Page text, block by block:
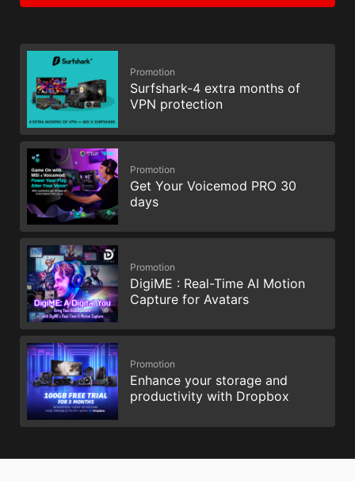
Promotion
Surfshark-4 extra months of
VPN protection
Promotion
Get Your Voicemod PRO 30
days
Promotion
DigiME : Real-Time AI Motion
Capture for Avatars
Promotion
Enhance your storage and
productivity with Dropbox